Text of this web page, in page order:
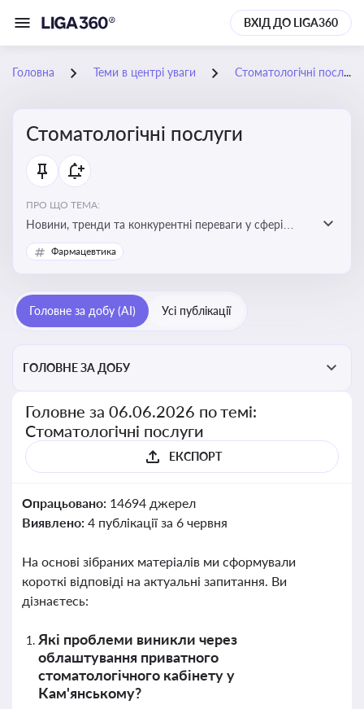
ВХІД ДО LIGA360
Головна Теми в центрі уваги Стоматологічні послуги
Стоматологічні послуги
ПРО ЩО ТЕМА:
Новини, тренди та конкурентні переваги у сфері
стоматологічних послуг. Використання новітніх
технологій та стратегій для покращення
Фармацевтика
Головне за добу (AI) Усі публікації
ГОЛОВНЕ ЗА ДОБУ
Головне за 06.06.2026 по темі:
Стоматологічні послуги
ЕКСПОРТ
Опрацьовано: 14694 джерел
Виявлено: 4 публікації за 6 червня
На основі зібраних матеріалів ми сформували
короткі відповіді на актуальні запитання. Ви
дізнаєтесь:
Які проблеми виникли через
облаштування приватного
стоматологічного кабінету у
Кам'янському?